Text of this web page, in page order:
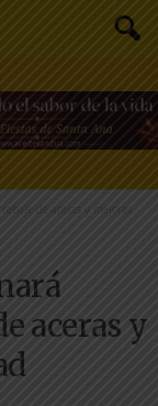
de aceras y mejoras
aceras y